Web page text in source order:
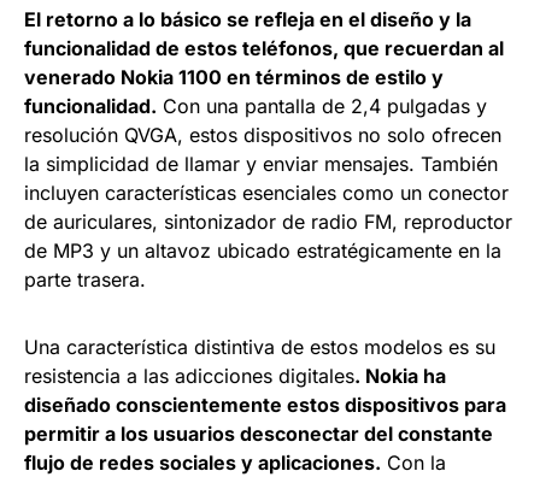
El retorno a lo básico se refleja en el diseño y la
funcionalidad de estos teléfonos, que recuerdan al
venerado Nokia 1100 en términos de estilo y
funcionalidad. Con una pantalla de 2,4 pulgadas y
resolución QVGA, estos dispositivos no solo ofrecen
la simplicidad de llamar y enviar mensajes. También
incluyen características esenciales como un conector
de auriculares, sintonizador de radio FM, reproductor
de MP3 y un altavoz ubicado estratégicamente en la
parte trasera.
Una característica distintiva de estos modelos es su
resistencia a las adicciones digitales. Nokia ha
diseñado conscientemente estos dispositivos para
permitir a los usuarios desconectar del constante
flujo de redes sociales y aplicaciones. Con la